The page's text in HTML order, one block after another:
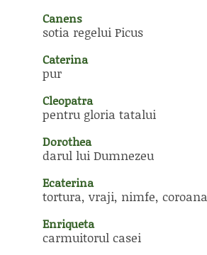
Canens
sotia regelui Picus
Caterina
pur
Cleopatra
pentru gloria tatalui
Dorothea
darul lui Dumnezeu
Ecaterina
tortura, vraji, nimfe,
Enriqueta
carmuitorul casei